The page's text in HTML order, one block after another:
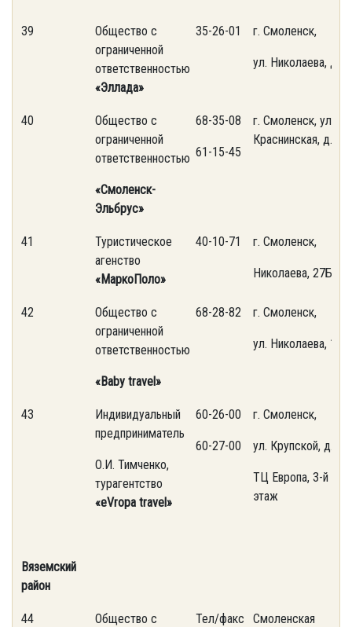
39
Общество с
ограниченной
ответственностью
«Эллада»
35-26-01 г. Смоленск,
ул. Николаева, д.32
40
Общество с
ограниченной
ответственностью
«Смоленск-
Эльбрус»
68-35-08
61-15-45
г. Смоленск, ул. 2-я
Краснинская, д.7/1
41
Туристическое
агенство
«МаркоПоло»
40-10-71 г. Смоленск,
Николаева, 27Б
42
Общество с
ограниченной
ответственностью
«Baby travel»
68-28-82 г. Смоленск,
ул. Николаева, 19А
43
Индивидуальный
предприниматель
О.И. Тимченко,
турагентство
«eVropa travel»
60-26-00
60-27-00
г. Смоленск,
ул. Крупской, д.43,
ТЦ Европа, 3-й
этаж
Вяземский
район
44
Общество с
Тел/факс
Смоленская